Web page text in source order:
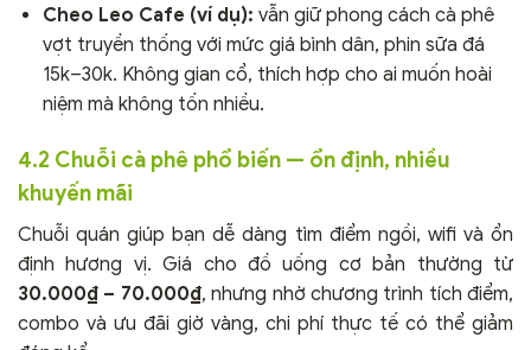
Cheo Leo Cafe (ví dụ): vẫn giữ phong cách cà phê
vợt truyền thống với mức giá bình dân, phin sữa đá
15k–30k. Không gian cổ, thích hợp cho ai muốn hoài
niệm mà không tốn nhiều.
4.2 Chuỗi cà phê phổ biến — ổn định, nhiều
khuyến mãi
Chuỗi quán giúp bạn dễ dàng tìm điểm ngồi, wifi và ổn
định hương vị. Giá cho đồ uống cơ bản thường từ
30.000₫ – 70.000₫, nhưng nhờ chương trình tích điểm,
combo và ưu đãi giờ vàng, chi phí thực tế có thể giảm